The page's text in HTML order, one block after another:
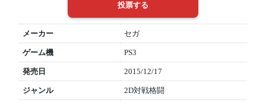
メーカー セガ
ゲーム機 PS3
発売日 2015/12/17
ジャンル 2D対戦格闘